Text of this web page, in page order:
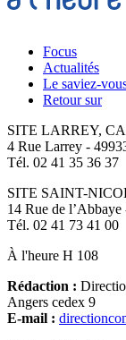
Focus
Actualités
Le saviez-
Retour sur
SITE LARREY,
4 Rue Larrey -
Tél. 02 41 35 36 37
SITE SAINT-
14 Rue de
Tél. 02 41 73 41 00
À l'heure H 108
Rédaction :
Angers cedex 9
E-mail :